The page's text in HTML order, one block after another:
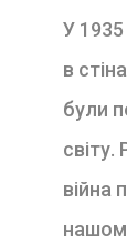
У
в
були
світу.
війна